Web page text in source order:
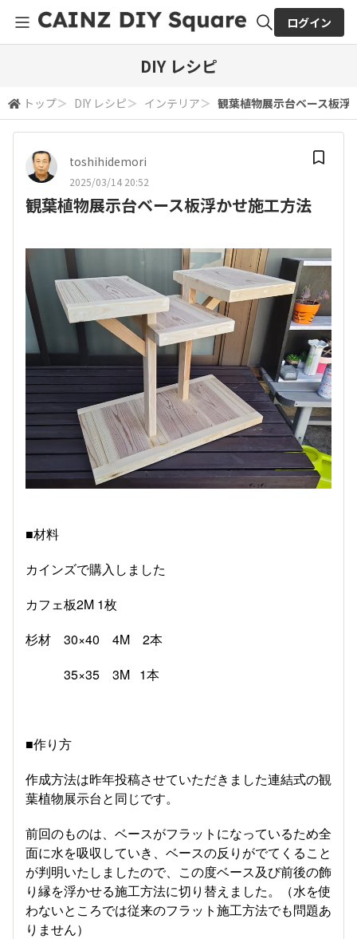
検索
ログイン
DIY レシピ
トップ＞ DIY レシピ＞ インテリア＞ 観葉植物展示台ベース板浮
toshihidemori
2025/03/14 20:52
観葉植物展示台ベース板浮かせ施工方法
■材料
カインズで購入しました
カフェ板2M 1枚
杉材 30×40 4M 2本
35×35 3M 1本
■作り方
作成方法は昨年投稿させていただきました連結式の観
葉植物展示台と同じです。
前回のものは、ベースがフラットになっているため全
面に水を吸収していき、ベースの反りがでてくること
が判明いたしましたので、この度ベース及び前後の飾
り縁を浮かせる施工方法に切り替えました。（水を使
わないところでは従来のフラット施工方法でも問題あ
りません）